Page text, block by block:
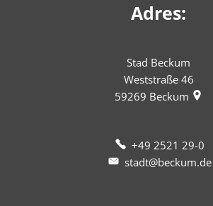
Adres:
Stad Beckum
Weststraße 46
59269 Beckum
+49 2521 29-0
stadt@beckum.de